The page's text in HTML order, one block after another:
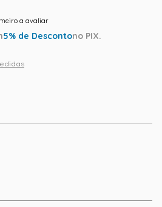
a avaliar
5% de Descontono PIX.